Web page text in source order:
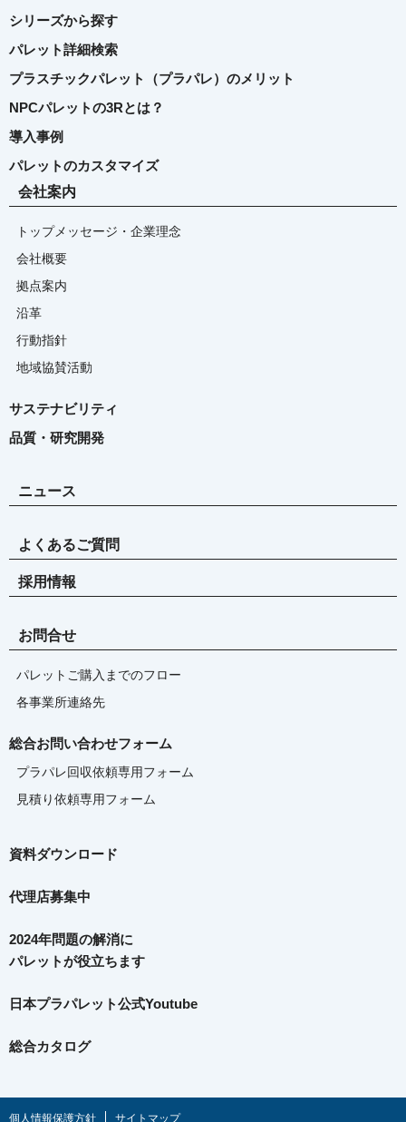
シリーズから探す
パレット詳細検索
プラスチックパレット（プラパレ）のメリット
NPCパレットの3Rとは？
導入事例
パレットのカスタマイズ
会社案内
トップメッセージ・企業理念
会社概要
拠点案内
沿革
行動指針
地域協賛活動
サステナビリティ
品質・研究開発
ニュース
よくあるご質問
採用情報
お問合せ
パレットご購入までのフロー
各事業所連絡先
総合お問い合わせフォーム
プラパレ回収依頼専用フォーム
見積り依頼専用フォーム
資料ダウンロード
代理店募集中
2024年問題の解消に
パレットが役立ちます
日本プラパレット公式Youtube
総合カタログ
個人情報保護方針 サイトマップ